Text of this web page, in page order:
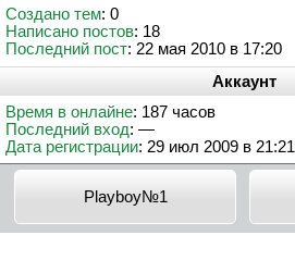
Создано тем: 0
Написано постов: 18
Последний пост: 22 мая 2010 в 17:20
Аккаунт
Время в онлайне: 187 часов
Последний вход: —
Дата регистрации: 29 июл 2009 в 21:21
Playboy№1